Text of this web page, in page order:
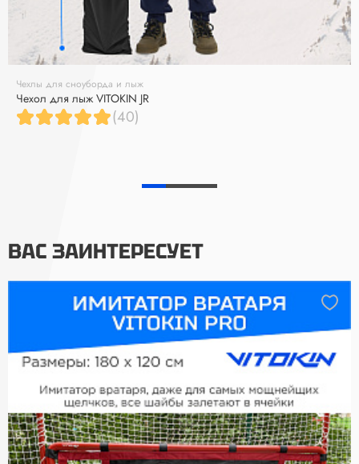
Чехлы для сноуборда и лыж
Чехол для лыж VITOKIN JR
(40)
ВАС ЗАИНТЕРЕСУЕТ